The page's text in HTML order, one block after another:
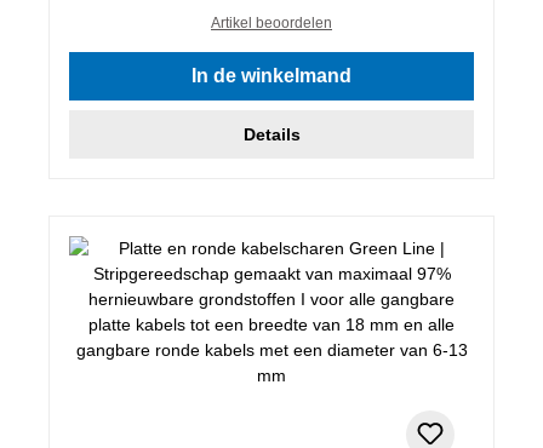
Artikel beoordelen
In de winkelmand
Details